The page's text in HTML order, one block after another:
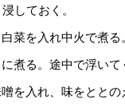
しておく。
菜を入れ中火で煮る
煮る。途中で浮い
を入れ、味をとと